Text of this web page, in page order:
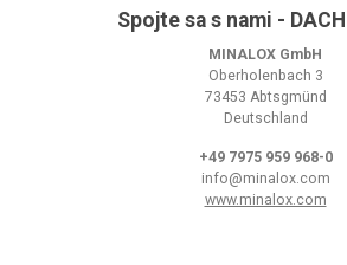
Spojte sa s nami -
MINALOX GmbH
Oberholenbach 3
73453 Abtsgmünd
Deutschland
+49 7975 959 968-0
info@minalox.com
www.minalox.com